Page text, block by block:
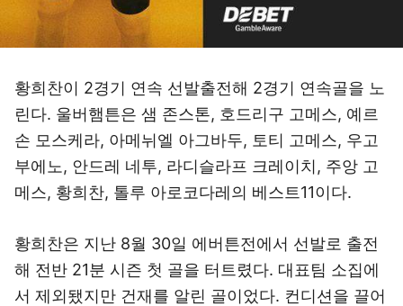
황희찬이 2경기 연속 선발출전해 2경기 연속골을 노
린다. 울버햄튼은 샘 존스톤, 호드리구 고메스, 예르
손 모스케라, 아메뉘엘 아그바두, 토티 고메스, 우고
부에노, 안드레 네투, 라디슬라프 크레이치, 주앙 고
메스, 황희찬, 톨루 아로코다레의 베스트11이다.
황희찬은 지난 8월 30일 에버튼전에서 선발로 출전
해 전반 21분 시즌 첫 골을 터트렸다. 대표팀 소집에
서 제외됐지만 건재를 알린 골이었다. 컨디션을 끌어